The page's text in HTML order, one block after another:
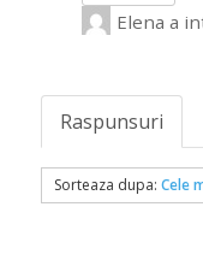
Elena a
Raspunsuri
Sorteaza dupa: Cele